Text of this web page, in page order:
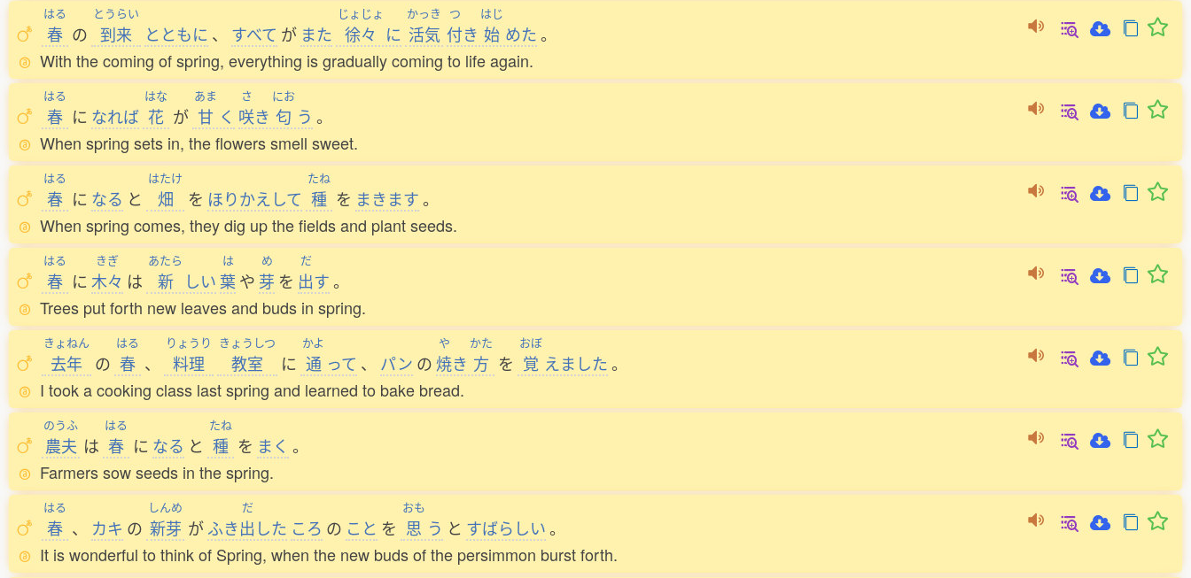
はる
春 の
とうらい
到来 とともに 、 すべて が また
じょじょ
徐々 に
かっき
活気
つ
付き
はじ
始 めた。
With the coming of spring, everything is gradually coming to life again.
はる
春 に なれば
はな
花 が
あま
甘 く
さ
咲き
にお
匂 う 。
When spring sets in, the flowers smell sweet.
はる
春 に なる と
はたけ
畑 を ほりかえして
たね
種 を まきます。
When spring comes, they dig up the fields and plant seeds.
はる
春 に
きぎ
木々 は
あたら
新 しい
は
葉 や
め
芽 を
だ
出す。
Trees put forth new leaves and buds in spring.
きょねん
去年 の
はる
春 、
りょうり
料理
きょうしつ
教室 に
かよ
通 って 、 パン の
や
焼き
かた
方 を
おぼ
覚 えました。
I took a cooking class last spring and learned to bake bread.
のうふ
農夫 は
はる
春 に なる と
たね
種 を まく 。
Farmers sow seeds in the spring.
はる
春 、 カキ の
しんめ
新芽 がふき
だ
出 した ころ の こと を
おも
思 う と すばらしい。
It is wonderful to think of Spring, when the new buds of the persimmon burst forth.